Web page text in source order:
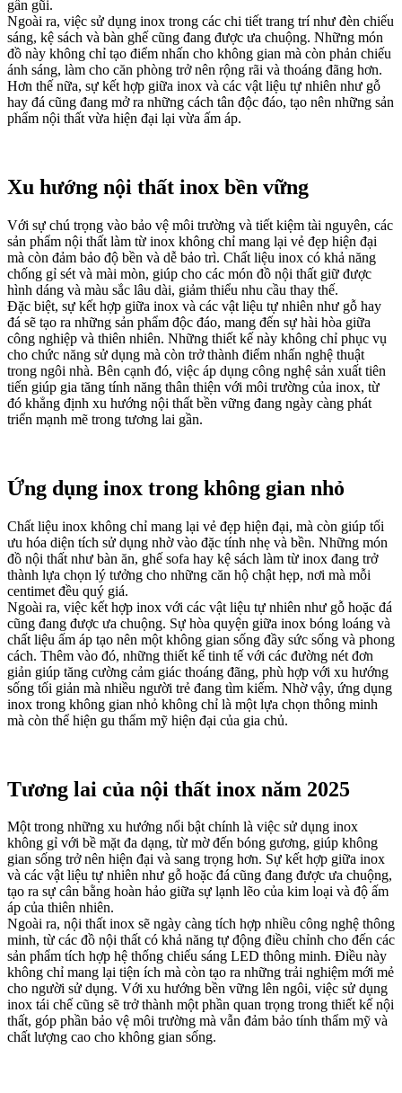
gần gũi.
Ngoài ra, việc sử dụng inox trong các chi tiết trang trí như đèn chiếu
sáng, kệ sách và bàn ghế cũng đang được ưa chuộng. Những món
đồ này không chỉ tạo điểm nhấn cho không gian mà còn phản chiếu
ánh sáng, làm cho căn phòng trở nên rộng rãi và thoáng đãng hơn.
Hơn thế nữa, sự kết hợp giữa inox và các vật liệu tự nhiên như gỗ
hay đá cũng đang mở ra những cách tân độc đáo, tạo nên những sản
phẩm nội thất vừa hiện đại lại vừa ấm áp.
Xu hướng nội thất inox bền vững
Với sự chú trọng vào bảo vệ môi trường và tiết kiệm tài nguyên, các
sản phẩm nội thất làm từ inox không chỉ mang lại vẻ đẹp hiện đại
mà còn đảm bảo độ bền và dễ bảo trì. Chất liệu inox có khả năng
chống gỉ sét và mài mòn, giúp cho các món đồ nội thất giữ được
hình dáng và màu sắc lâu dài, giảm thiểu nhu cầu thay thế.
Đặc biệt, sự kết hợp giữa inox và các vật liệu tự nhiên như gỗ hay
đá sẽ tạo ra những sản phẩm độc đáo, mang đến sự hài hòa giữa
công nghiệp và thiên nhiên. Những thiết kế này không chỉ phục vụ
cho chức năng sử dụng mà còn trở thành điểm nhấn nghệ thuật
trong ngôi nhà. Bên cạnh đó, việc áp dụng công nghệ sản xuất tiên
tiến giúp gia tăng tính năng thân thiện với môi trường của inox, từ
đó khẳng định xu hướng nội thất bền vững đang ngày càng phát
triển mạnh mẽ trong tương lai gần.
Ứng dụng inox trong không gian nhỏ
Chất liệu inox không chỉ mang lại vẻ đẹp hiện đại, mà còn giúp tối
ưu hóa diện tích sử dụng nhờ vào đặc tính nhẹ và bền. Những món
đồ nội thất như bàn ăn, ghế sofa hay kệ sách làm từ inox đang trở
thành lựa chọn lý tưởng cho những căn hộ chật hẹp, nơi mà mỗi
centimet đều quý giá.
Ngoài ra, việc kết hợp inox với các vật liệu tự nhiên như gỗ hoặc đá
cũng đang được ưa chuộng. Sự hòa quyện giữa inox bóng loáng và
chất liệu ấm áp tạo nên một không gian sống đầy sức sống và phong
cách. Thêm vào đó, những thiết kế tinh tế với các đường nét đơn
giản giúp tăng cường cảm giác thoáng đãng, phù hợp với xu hướng
sống tối giản mà nhiều người trẻ đang tìm kiếm. Nhờ vậy, ứng dụng
inox trong không gian nhỏ không chỉ là một lựa chọn thông minh
mà còn thể hiện gu thẩm mỹ hiện đại của gia chủ.
Tương lai của nội thất inox năm 2025
Một trong những xu hướng nổi bật chính là việc sử dụng inox
không gỉ với bề mặt đa dạng, từ mờ đến bóng gương, giúp không
gian sống trở nên hiện đại và sang trọng hơn. Sự kết hợp giữa inox
và các vật liệu tự nhiên như gỗ hoặc đá cũng đang được ưa chuộng,
tạo ra sự cân bằng hoàn hảo giữa sự lạnh lẽo của kim loại và độ ấm
áp của thiên nhiên.
Ngoài ra, nội thất inox sẽ ngày càng tích hợp nhiều công nghệ thông
minh, từ các đồ nội thất có khả năng tự động điều chỉnh cho đến các
sản phẩm tích hợp hệ thống chiếu sáng LED thông minh. Điều này
không chỉ mang lại tiện ích mà còn tạo ra những trải nghiệm mới mẻ
cho người sử dụng. Với xu hướng bền vững lên ngôi, việc sử dụng
inox tái chế cũng sẽ trở thành một phần quan trọng trong thiết kế nội
thất, góp phần bảo vệ môi trường mà vẫn đảm bảo tính thẩm mỹ và
chất lượng cao cho không gian sống.